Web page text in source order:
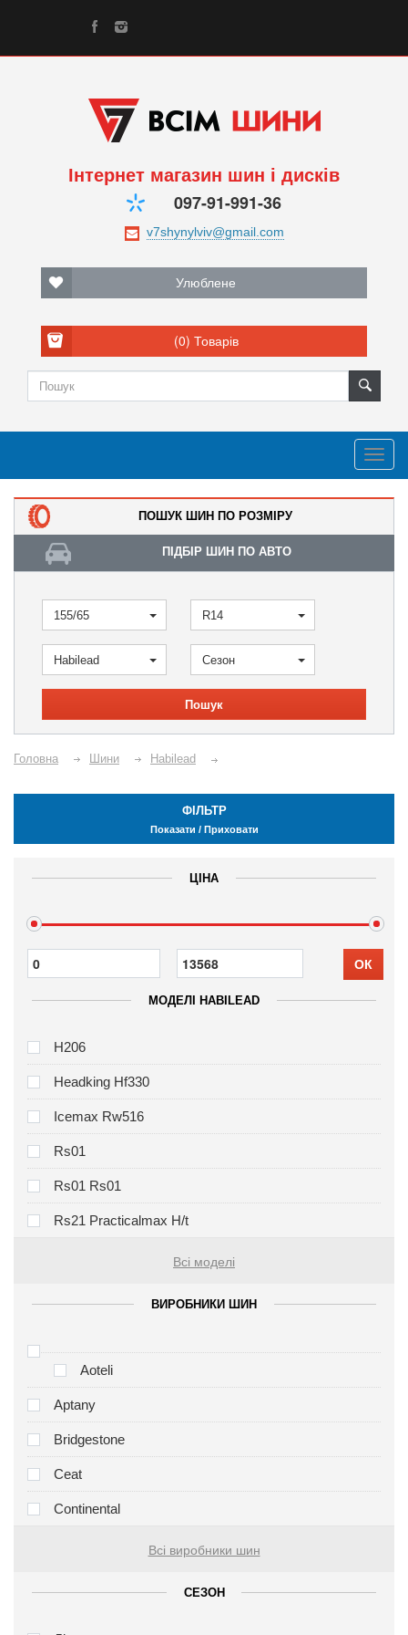
Інтернет магазин шин і дисків
097-91-991-36
Улюблене
(0) Товарів
ПОШУК ШИН ПО РОЗМІРУ
ПІДБІР ШИН ПО АВТО
155/65 R14
Habilead Сезон
Пошук
Головна Шини Habilead
ФІЛЬТР
Показати / Приховати
ЦІНА
ОК
МОДЕЛІ HABILEAD
H206
Headking Hf330
Icemax Rw516
Rs01
Rs01 Rs01
Rs21 Practicalmax H/t
Всі моделі
ВИРОБНИКИ ШИН
Aoteli
Aptany
Bridgestone
Ceat
Continental
Всі виробники шин
СЕЗОН